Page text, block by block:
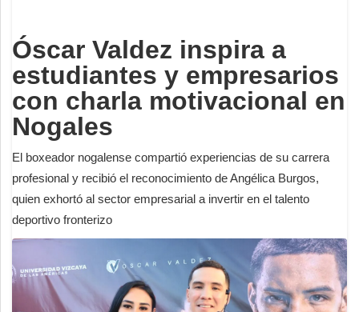
Óscar Valdez inspira a
estudiantes y empresarios
con charla motivacional en
Nogales
El boxeador nogalense compartió experiencias de su carrera
profesional y recibió el reconocimiento de Angélica Burgos,
quien exhortó al sector empresarial a invertir en el talento
deportivo fronterizo